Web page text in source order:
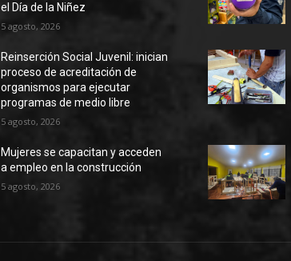
el Día de la Niñez
5 agosto, 2026
Reinserción Social Juvenil: inician
proceso de acreditación de
organismos para ejecutar
programas de medio libre
5 agosto, 2026
Mujeres se capacitan y acceden
a empleo en la construcción
5 agosto, 2026